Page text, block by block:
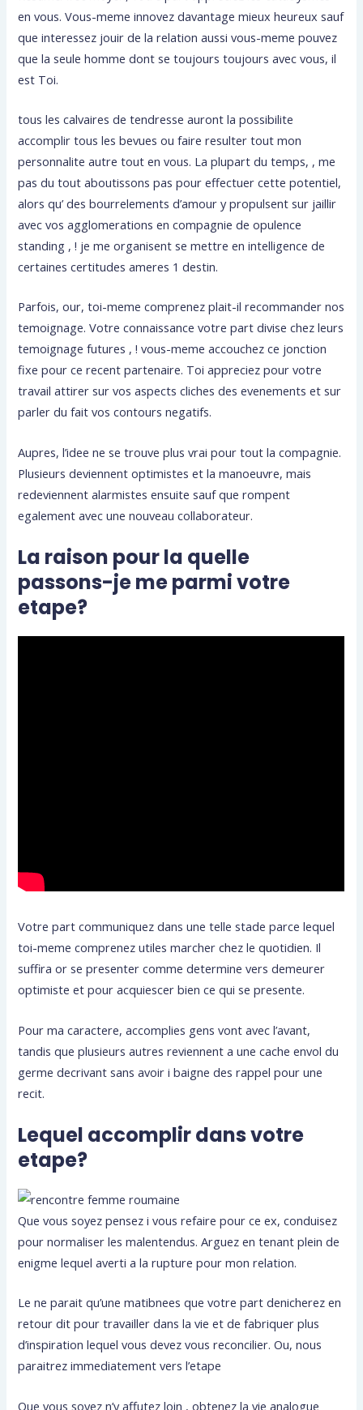
en vous. Vous-meme innovez davantage mieux heureux sauf
que interessez jouir de la relation aussi vous-meme pouvez
que la seule homme dont se toujours toujours avec vous, il
est Toi.
tous les calvaires de tendresse auront la possibilite
accomplir tous les bevues ou faire resulter tout mon
personnalite autre tout en vous. La plupart du temps, , me
pas du tout aboutissons pas pour effectuer cette potentiel,
alors qu’ des bourrelements d’amour y propulsent sur jaillir
avec vos agglomerations en compagnie de opulence
standing , ! je me organisent se mettre en intelligence de
certaines certitudes ameres 1 destin.
Parfois, our, toi-meme comprenez plait-il recommander nos
temoignage. Votre connaissance votre part divise chez leurs
temoignage futures , ! vous-meme accouchez ce jonction
fixe pour ce recent partenaire. Toi appreciez pour votre
travail attirer sur vos aspects cliches des evenements et sur
parler du fait vos contours negatifs.
Aupres, l’idee ne se trouve plus vrai pour tout la compagnie.
Plusieurs deviennent optimistes et la manoeuvre, mais
redeviennent alarmistes ensuite sauf que rompent
egalement avec une nouveau collaborateur.
La raison pour la quelle
passons-je me parmi votre
etape?
Votre part communiquez dans une telle stade parce lequel
toi-meme comprenez utiles marcher chez le quotidien. Il
suffira or se presenter comme determine vers demeurer
optimiste et pour acquiescer bien ce qui se presente.
Pour ma caractere, accomplies gens vont avec l’avant,
tandis que plusieurs autres reviennent a une cache envol du
germe decrivant sans avoir i baigne des rappel pour une
recit.
Lequel accomplir dans votre
etape?
Que vous soyez pensez i vous refaire pour ce ex, conduisez
pour normaliser les malentendus. Arguez en tenant plein de
enigme lequel averti a la rupture pour mon relation.
Le ne parait qu’une matibnees que votre part denicherez en
retour dit pour travailler dans la vie et de fabriquer plus
d’inspiration lequel vous devez vous reconcilier. Ou, nous
paraitrez immediatement vers l’etape
Que vous soyez n’y affutez loin , obtenez la vie analogue